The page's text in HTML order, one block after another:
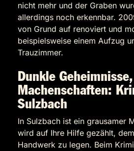
nicht mehr und der Graben
allerdings noch erkennbar.
von Grund auf renoviert und
beispielsweise einem Aufzug
Trauzimmer.
Dunkle
Machenschaften:
Sulzbach
In Sulzbach ist ein grausamer
wird auf Ihre Hilfe gezählt,
Handwerk zu legen. Beim